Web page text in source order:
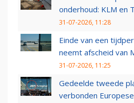
onderhoud: KLM en
31-07-2026, 11:28
Einde van een
neemt afscheid van
31-07-2026, 11:25
Gedeelde tweede
verbonden